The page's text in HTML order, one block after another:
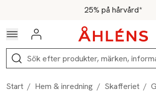
Hoppa till navigationsmenyn25% på hårvård*
För medlemmar - Shoppa
Logga in
Sök
Start / Hem & inredning / Skafferiet /